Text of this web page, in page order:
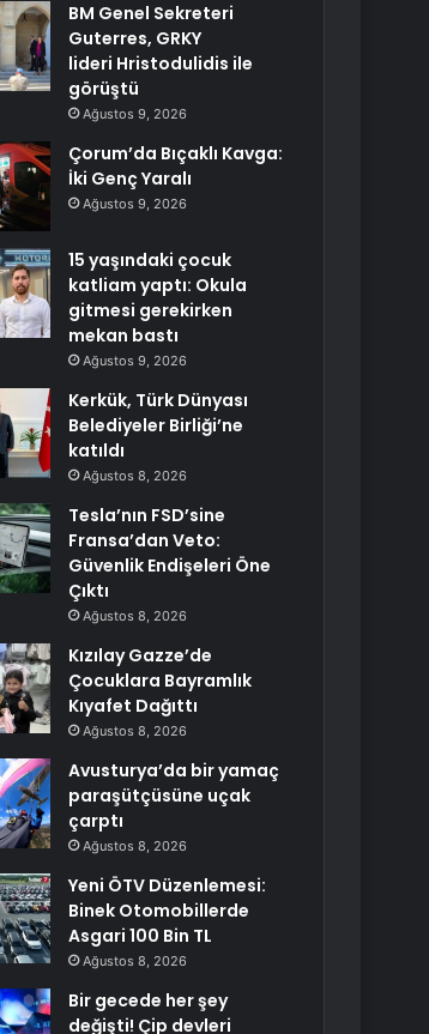
BM Genel Sekreteri
Guterres, GRKY
lideri Hristodulidis ile
görüştü
Ağustos 9, 2026
Çorum’da Bıçaklı Kavga:
İki Genç Yaralı
Ağustos 9, 2026
15 yaşındaki çocuk
katliam yaptı: Okula
gitmesi gerekirken
mekan bastı
Ağustos 9, 2026
Kerkük, Türk Dünyası
Belediyeler Birliği’ne
katıldı
Ağustos 8, 2026
Tesla’nın FSD’sine
Fransa’dan Veto:
Güvenlik Endişeleri Öne
Çıktı
Ağustos 8, 2026
Kızılay Gazze’de
Çocuklara Bayramlık
Kıyafet Dağıttı
Ağustos 8, 2026
Avusturya’da bir yamaç
paraşütçüsüne uçak
çarptı
Ağustos 8, 2026
Yeni ÖTV Düzenlemesi:
Binek Otomobillerde
Asgari 100 Bin TL
Ağustos 8, 2026
Bir gecede her şey
değişti! Çip devleri